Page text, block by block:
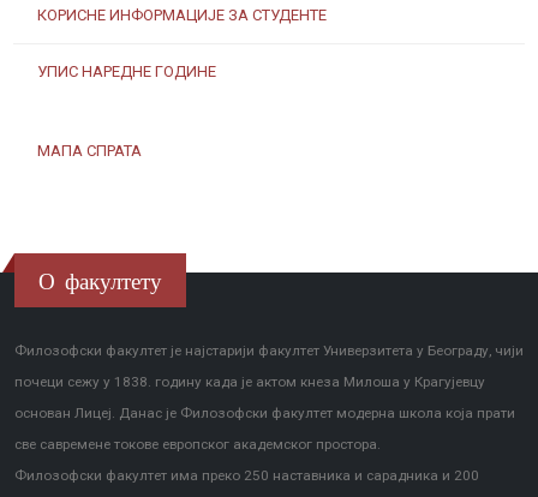
КОРИСНЕ ИНФОРМАЦИЈЕ ЗА СТУДЕНТЕ
УПИС НАРЕДНЕ ГОДИНЕ
МАПА СПРАТА
О факултету
Филозофски факултет је најстарији факултет Универзитета у Београду, чији
почеци сежу у 1838. годину када је актом кнеза Милоша у Крагујевцу
основан Лицеј. Данас је Филозофски факултет модерна школа која прати
све савремене токове европског академског простора.
Филозофски факултет има преко 250 наставника и сарадника и 200